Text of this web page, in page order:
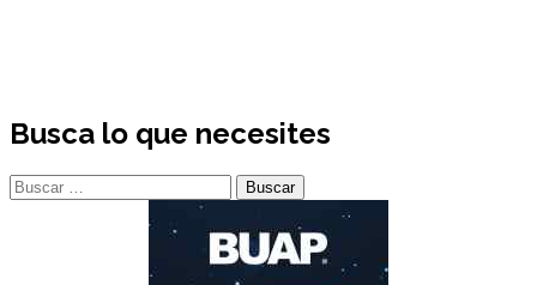
Busca lo que necesites
Buscar: